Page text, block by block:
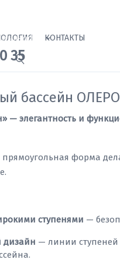
КОНТАКТЫ
офис
35
бассейн
— элегантность и
форма
ступенями —
дизайн — линии ступеней